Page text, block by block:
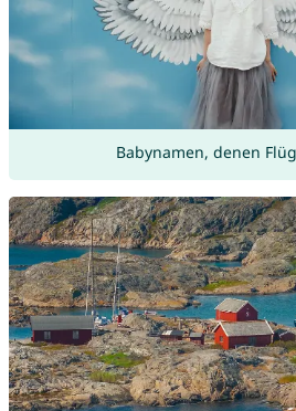
Babynamen, denen